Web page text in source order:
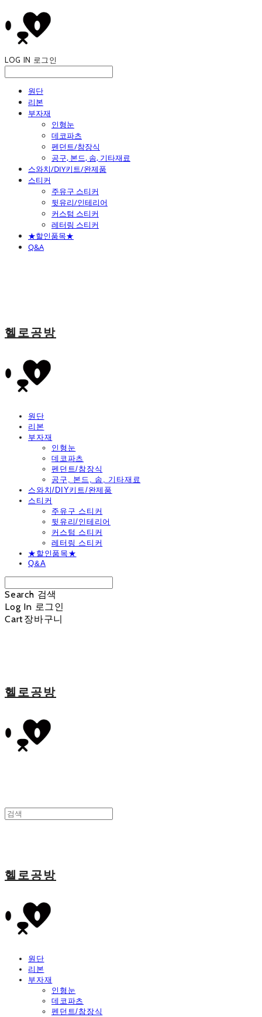
LOG IN 로그인
원단
리본
부자재
인형눈
데코파츠
펜던트/참장식
공구, 본드, 솜, 기타재료
스와치/DIY키트/완제품
스티커
주유구 스티커
뒷유리/인테리어
커스텀 스티커
레터링 스티커
★할인품목★
Q&A
헬로공방
원단
리본
부자재
인형눈
데코파츠
펜던트/참장식
공구, 본드, 솜, 기타재료
스와치/DIY키트/완제품
스티커
주유구 스티커
뒷유리/인테리어
커스텀 스티커
레터링 스티커
★할인품목★
Q&A
Search 검색
Log In 로그인
Cart장바구니
헬로공방
헬로공방
원단
리본
부자재
인형눈
데코파츠
펜던트/참장식